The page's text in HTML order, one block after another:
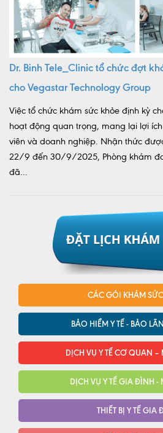
Dr. Binh Tele_Clinic tổ chức đợt
cho Vegastar Technology Group
Việc tổ chức khám sức khỏe định kỳ
hoạt động quan trọng, mang lại lợi
viên và doanh nghiệp. Nhận thức
22/9 đến 30/9/2025, Phòng khám đa
đã...
CÁC GÓI KHÁM
BẢO HIỂM Y TẾ - BẢO
DỊCH VỤ Y TẾ CƠ QUAN –
DỊCH VỤ Y TẾ GIA ĐÌNH -
THIẾT BỊ Y TẾ GIA